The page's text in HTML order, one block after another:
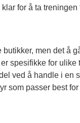
for å ta
men det å
spesifikke for
ved å handle i en
passer best